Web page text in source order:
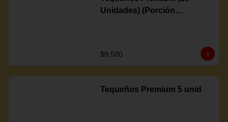
Unidades) (Porción
$9.500
Tequeños Premium 5 unid